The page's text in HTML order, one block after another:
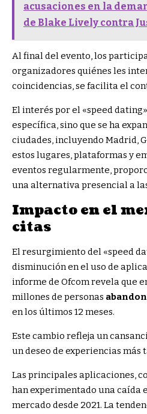
acusaciones en la
de Blake Lively contra
Al final del evento, los
organizadores quiénes les
coincidencias, se facilita el
El interés por el «speed
específica, sino que se ha
ciudades, incluyendo Madrid,
estos lugares, plataformas y
eventos regularmente,
una alternativa presencial a
Impacto en el
citas
El resurgimiento del «speed
disminución en el uso de
informe de Ofcom revela que
millones de personas
en los últimos 12 meses.
Este cambio refleja un
un deseo de experiencias más
Las principales aplicaciones,
han experimentado una caída
mercado desde 2021. La